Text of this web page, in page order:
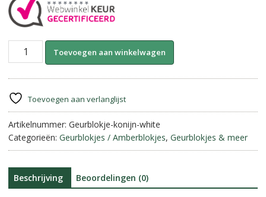
Marokkaanse
Geurblokjes-
White
Musk.
aantal
Toevoegen aan winkelwagen
n
t
i
:
Toevoegen aan verlanglijst
Artikelnummer: Geurblokje-konijn-white
Categorieën: Geurblokjes / Amberblokjes, Geurblokjes & meer
Beschrijving Beoordelingen (0)